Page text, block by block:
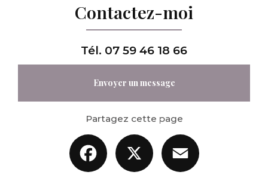
Contactez-moi
Tél. 07 59 46 18 66
Envoyer un message
Partagez cette page
Facebook